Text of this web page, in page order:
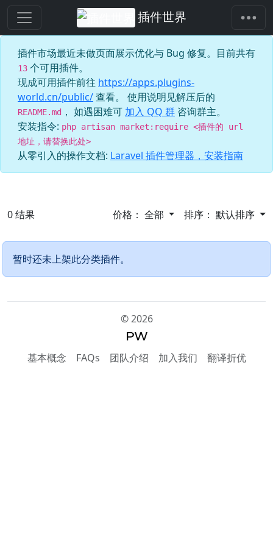
插件世界
插件市场最近未做页面展示优化与 Bug 修复。目前共有
13 个可用插件。
现成可用插件前往 https://apps.plugins-
world.cn/public/查看。 使用说明见解压后的
README.md ， 如遇困难可 加入 QQ 群 咨询群主。
安装指令: php artisan market:require <插件的 url
地址，请替换此处>
从零引入的操作文档: Laravel 插件管理器，安装指南
0结果 价格： 全部 排序：默认排序
暂时还未上架此分类插件。
©2026
基本概念 FAQs 团队介绍 加入我们 翻译折优